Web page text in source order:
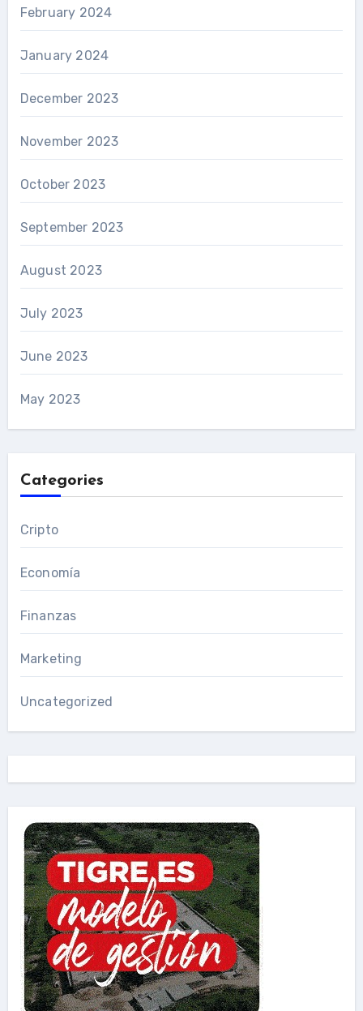
February 2024
January 2024
December 2023
November 2023
October 2023
September 2023
August 2023
July 2023
June 2023
May 2023
Categories
Cripto
Economía
Finanzas
Marketing
Uncategorized